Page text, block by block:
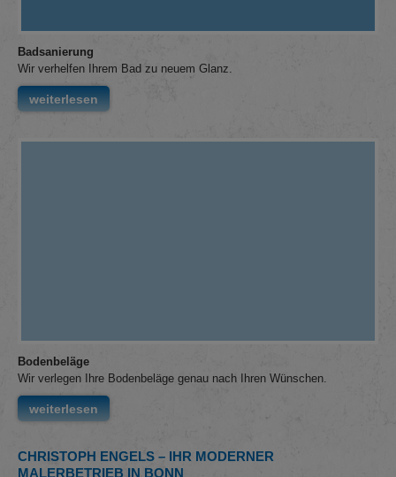
Badsanierung
Wir verhelfen Ihrem Bad zu neuem Glanz.
weiterlesen
Bodenbeläge
Wir verlegen Ihre Bodenbeläge genau nach Ihren Wünschen.
weiterlesen
CHRISTOPH ENGELS – IHR MODERNER
MALERBETRIEB IN BONN